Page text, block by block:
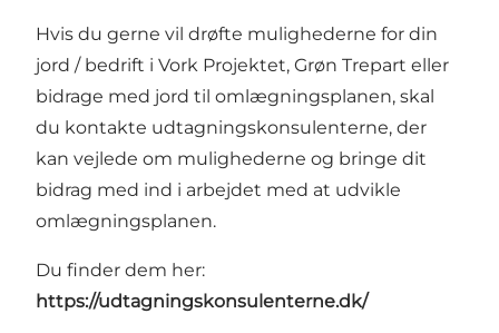
Hvis du gerne vil drøfte mulighederne for din
jord / bedrift i Vork Projektet, Grøn Trepart eller
bidrage med jord til omlægningsplanen, skal
du kontakte udtagningskonsulenterne, der
kan vejlede om mulighederne og bringe dit
bidrag med ind i arbejdet med at udvikle
omlægningsplanen.
Du finder dem her:
https://udtagningskonsulenterne.dk/